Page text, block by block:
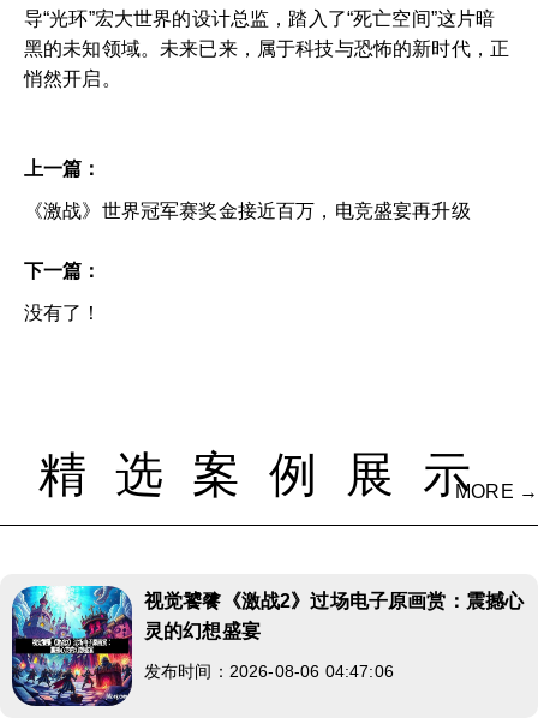
导“光环”宏大世界的设计总监，踏入了“死亡空间”这片暗
黑的未知领域。未来已来，属于科技与恐怖的新时代，正
悄然开启。
上一篇：
《激战》世界冠军赛奖金接近百万，电竞盛宴再升级
下一篇：
没有了！
精选案例展示MORE →
视觉饕餮《激战2》过场电子原画赏：震撼心
灵的幻想盛宴
发布时间：2026-08-06 04:47:06